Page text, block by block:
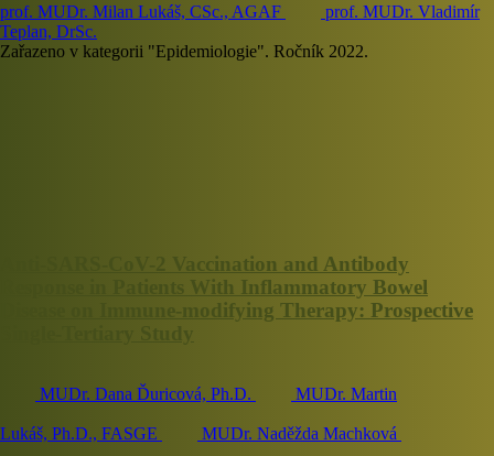
prof. MUDr. Milan Lukáš, CSc., AGAF
prof. MUDr. Vladimír
Teplan, DrSc.
Zařazeno v kategorii "Epidemiologie". Ročník 2022.
Anti-SARS-CoV-2 Vaccination and Antibody
Response in Patients With Inflammatory Bowel
Disease on Immune-modifying Therapy: Prospective
Single-Tertiary Study
MUDr. Dana Ďuricová, Ph.D. MUDr. Martin
Lukáš, Ph.D., FASGE MUDr. Naděžda Machková